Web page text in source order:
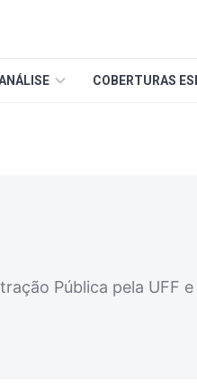
COBERTURAS
Pública pela UFF